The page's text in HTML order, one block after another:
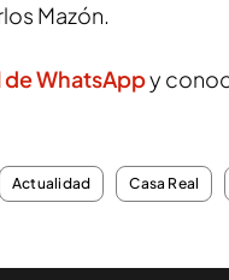
Mazón.
WhatsAppy
Actualidad Casa Real